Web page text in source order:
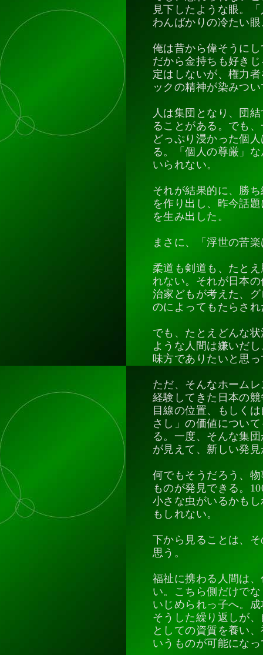
見下したような眼。
わんばかりの冷たい
俺は昔から偉そうに
だから金持ちも好き
定はしないが、権力
ックの精神が染みつ
人は集団となり、団
ることがある。でも
どっぷり浸かった個
る。「個人の尊厳」
いられない。
それが結果的に、勝
を作り出し、昨今話
を生み出した。
まさに、「浮世の苦
柔道も剣道も、たと
れない。それが日本
治家どもが考えた、
のによってもたらさ
でも、たとえどんな
ような人間は嫌いだ
味方でありたいと思
ただ、そんなホーム
経験してきた日本の
目線の位置、もしく
さし」の価値につい
る。一度、そんな集
が見えて、新しい発
何でもそうだろう、
ものが発見できる。
小さな虫がいるかも
もしれない。
下から見ることは、
思う。
福祉に携わる人間は
い。こちら側だけで
いじめられっ子へ。
そうした繰り返しが
としての資質を養い
いうものが可能にな